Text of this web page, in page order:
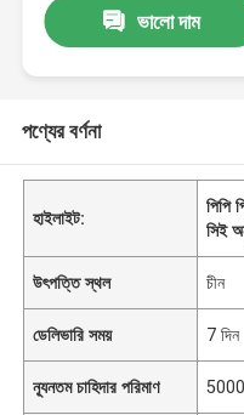
ভালো দাম
পণ্যের বর্ণনা
হাইলাইট:
পিপি
সিই
উৎপত্তি স্থল চীন
ডেলিভারি সময় 7 দিন
ন্যূনতম চাহিদার পরিমাণ 5000